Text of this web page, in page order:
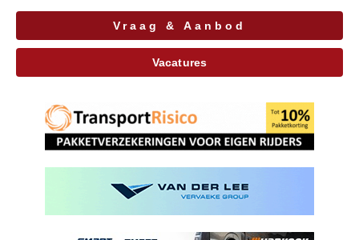
Vraag & Aanbod
Vacatures